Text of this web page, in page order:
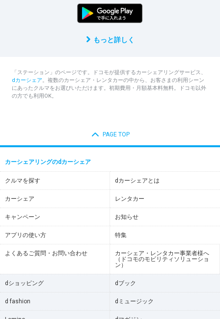
もっと詳しく
「ステーション」のページです。ドコモが提供するカーシェアリングサービス、
dカーシェア。複数のカーシェア・レンタカーの中から、お客さまの利用シーン
にあったクルマをお選びいただけます。初期費用・月額基本料無料。ドコモ以外
の方でも利用OK。
PAGE TOP
カーシェアリングのdカーシェア
クルマを探す dカーシェアとは
カーシェア レンタカー
キャンペーン お知らせ
アプリの使い方 特集
よくあるご質問・お問い合わせ
カーシェア・レンタカー事業者様へ
（ドコモのモビリティソリューショ
ン）
dショッピング dブック
d fashion dミュージック